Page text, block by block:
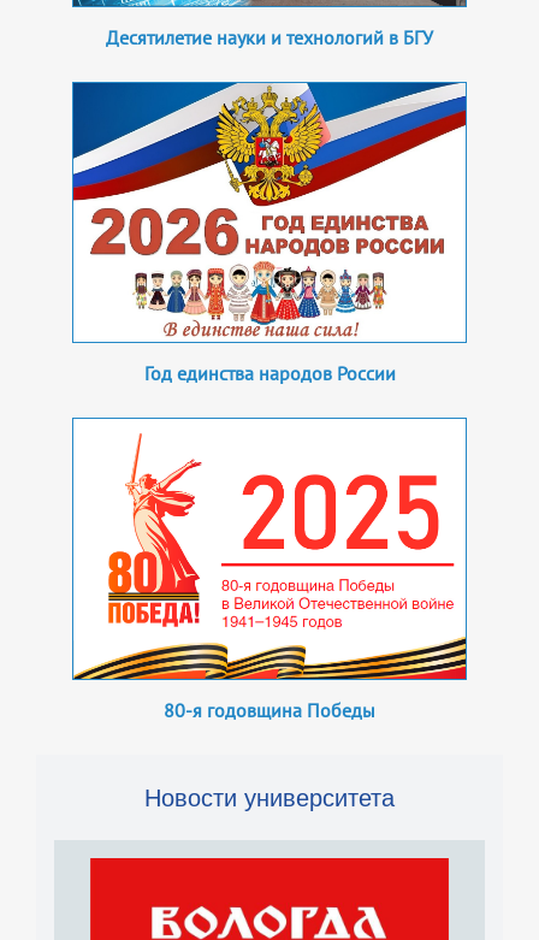
Десятилетие науки и технологий в БГУ
Год единства народов России
80-я годовщина Победы
Новости университета